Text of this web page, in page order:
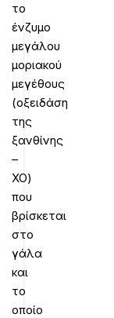
το
ένζυμο
μεγάλου
μοριακού
μεγέθους
(οξειδάση
της
ξανθίνης
–
XO)
που
βρίσκεται
στο
γάλα
και
το
οποίο